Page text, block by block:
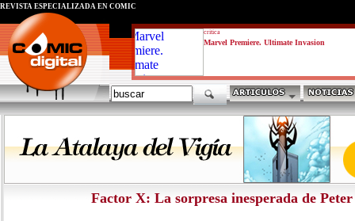
critica
Marvel Premiere. Ultimate Invasion
REVISTA ESPECIALIZADA EN CÓMIC
Factor X: La sorpresa inesperada de